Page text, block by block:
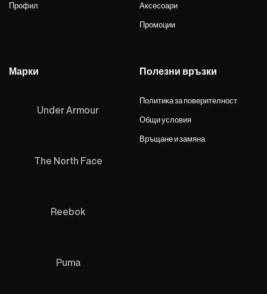
Профил
Аксесоари
Промоции
Марки
Under Armour
The North Face
Reebok
Puma
Полезни връзки
Политика за поверителност
Общи условия
Връщане и замяна